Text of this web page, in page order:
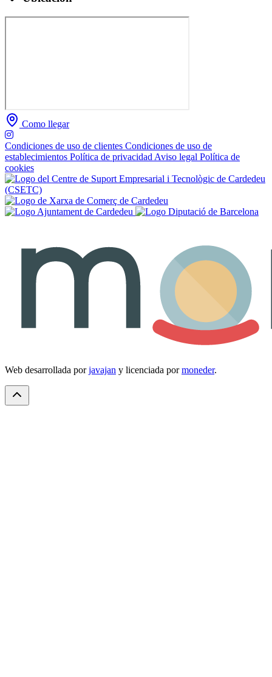
Como llegar
Condiciones de uso de clientes Condiciones de uso de
establecimientos Política de privacidad Aviso legal Política de
cookies
Web desarrollada porjavajan y licenciada pormoneder.